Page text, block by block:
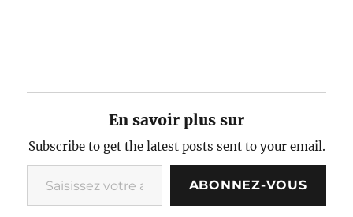
En savoir plus sur
Subscribe to get the latest posts sent to your email.
Saisissez votre adresse e-mail…
ABONNEZ-VOUS